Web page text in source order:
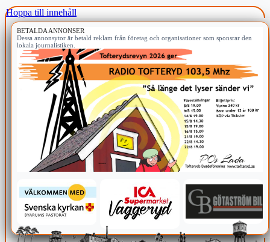
Hoppa till innehåll
BETALDA ANNONSER
Dessa annonsytor är betald reklam från företag och organisationer som sponsrar den
lokala journalistiken.